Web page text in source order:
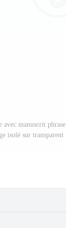
manuscrit phrase
isolé sur transparent